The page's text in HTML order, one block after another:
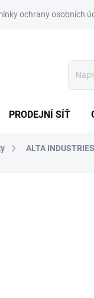
ochrany osobních
PRODEJNÍ SÍŤ
ALTA